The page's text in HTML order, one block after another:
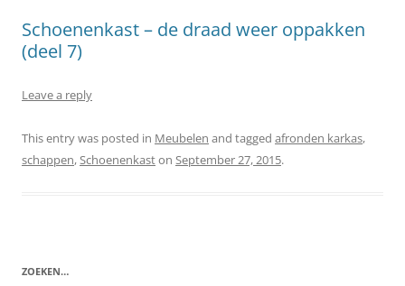
Schoenenkast – de draad weer oppakken
(deel 7)
Leave a reply
This entry was posted in Meubelen and tagged afronden karkas,
schappen,Schoenenkaston September 27, 2015.
ZOEKEN…